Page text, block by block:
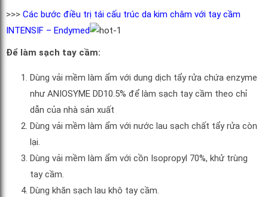
>>> Các bước điều trị tái cấu trúc da kim châm với tay cầm
INTENSIF – Endymed
Để làm sạch tay cầm:
Dùng vải mềm làm ẩm với dung dịch tẩy rửa chứa enzyme
như ANIOSYME DD10.5% để làm sạch tay cầm theo chỉ
dẫn của nhà sản xuất
Dùng vải mềm làm ẩm với nước lau sạch chất tẩy rửa còn
lại.
Dùng vải mềm làm ẩm với cồn Isopropyl 70%, khử trùng
tay cầm.
Dùng khăn sạch lau khô tay cầm.